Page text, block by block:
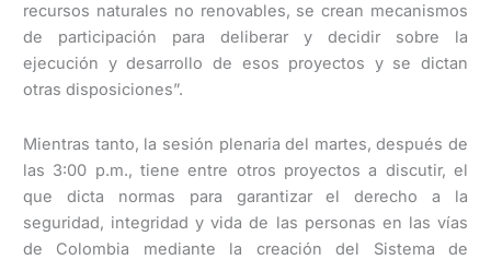
recursos naturales no renovables, se crean mecanismos
de participación para deliberar y decidir sobre la
ejecución y desarrollo de esos proyectos y se dictan
otras disposiciones”.
Mientras tanto, la sesión plenaria del martes, después de
las 3:00 p.m., tiene entre otros proyectos a discutir, el
que dicta normas para garantizar el derecho a la
seguridad, integridad y vida de las personas en las vías
de Colombia mediante la creación del Sistema de